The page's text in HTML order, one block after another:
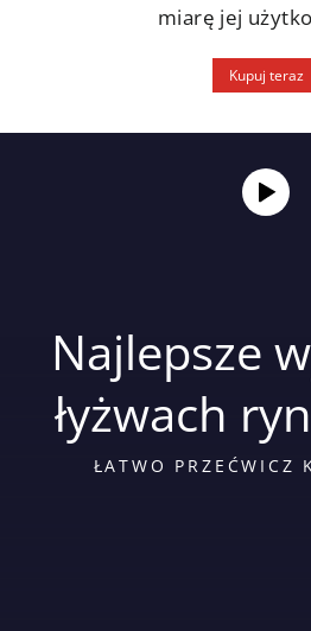
miarę jej
Kupuj teraz
Najlepsze
łyżwach
ŁATWO PRZEĆWICZ